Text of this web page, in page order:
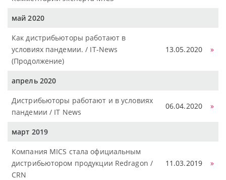
май 2020
Как дистрибьюторы работают в
условиях пандемии. / IT-News
(Продолжение)
13.05.2020 »
апрель 2020
Дистрибьюторы работают и в условиях
пандемии / IT News
06.04.2020 »
март 2019
Компания MICS стала официальным
дистрибьютором продукции Redragon /
CRN
11.03.2019 »